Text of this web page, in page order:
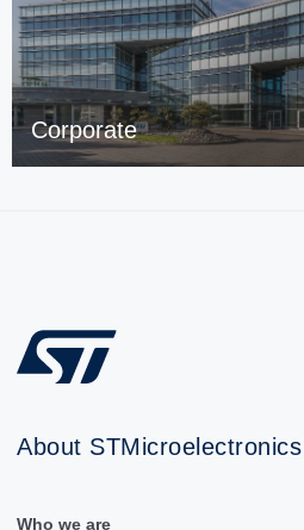
Corporate
About STMicroelectronics
Who we are